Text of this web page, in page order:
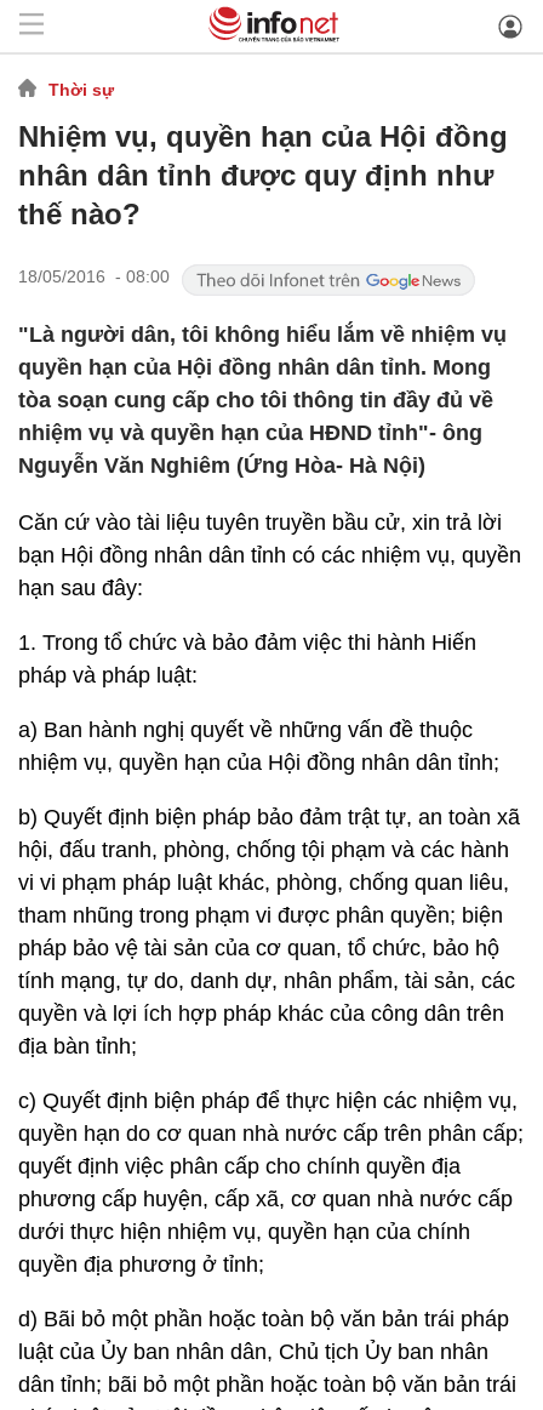
Thời sự
Nhiệm vụ, quyền hạn của Hội đồng
nhân dân tỉnh được quy định như
thế nào?
18/05/2016 - 08:00
"Là người dân, tôi không hiểu lắm về nhiệm vụ
quyền hạn của Hội đồng nhân dân tỉnh. Mong
tòa soạn cung cấp cho tôi thông tin đầy đủ về
nhiệm vụ và quyền hạn của HĐND tỉnh"- ông
Nguyễn Văn Nghiêm (Ứng Hòa- Hà Nội)
Căn cứ vào tài liệu tuyên truyền bầu cử, xin trả lời
bạn Hội đồng nhân dân tỉnh có các nhiệm vụ, quyền
hạn sau đây:
1. Trong tổ chức và bảo đảm việc thi hành Hiến
pháp và pháp luật:
a) Ban hành nghị quyết về những vấn đề thuộc
nhiệm vụ, quyền hạn của Hội đồng nhân dân tỉnh;
b) Quyết định biện pháp bảo đảm trật tự, an toàn xã
hội, đấu tranh, phòng, chống tội phạm và các hành
vi vi phạm pháp luật khác, phòng, chống quan liêu,
tham nhũng trong phạm vi được phân quyền; biện
pháp bảo vệ tài sản của cơ quan, tổ chức, bảo hộ
tính mạng, tự do, danh dự, nhân phẩm, tài sản, các
quyền và lợi ích hợp pháp khác của công dân trên
địa bàn tỉnh;
c) Quyết định biện pháp để thực hiện các nhiệm vụ,
quyền hạn do cơ quan nhà nước cấp trên phân cấp;
quyết định việc phân cấp cho chính quyền địa
phương cấp huyện, cấp xã, cơ quan nhà nước cấp
dưới thực hiện nhiệm vụ, quyền hạn của chính
quyền địa phương ở tỉnh;
d) Bãi bỏ một phần hoặc toàn bộ văn bản trái pháp
luật của Ủy ban nhân dân, Chủ tịch Ủy ban nhân
dân tỉnh; bãi bỏ một phần hoặc toàn bộ văn bản trái